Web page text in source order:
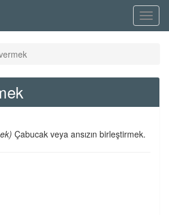
Menü
Çabucak veya ansızın birleştirmek.